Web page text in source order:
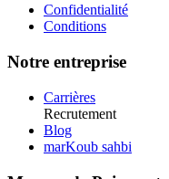
Confidentialité
Conditions
Notre entreprise
Carrières
Recrutement
Blog
marKoub sahbi